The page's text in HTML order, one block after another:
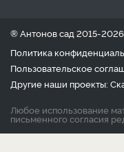
® Антонов сад 2015-2026
Политика
Пользовательское
Другие наши проекты:
Любое использование
письменного согласия